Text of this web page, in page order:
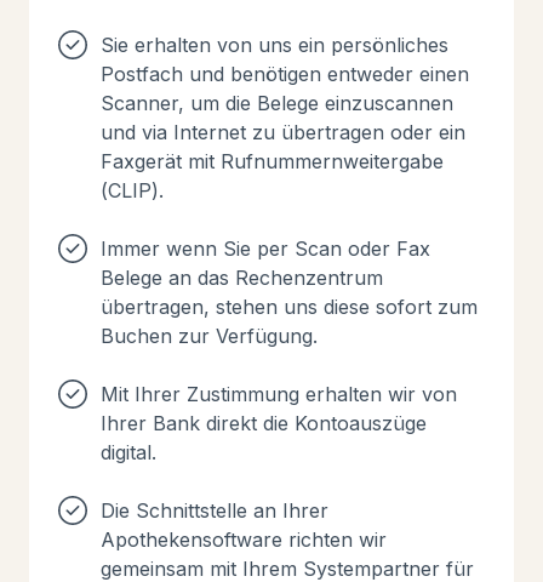
Sie erhalten von uns ein persönliches
Postfach und benötigen entweder einen
Scanner, um die Belege einzuscannen
und via Internet zu übertragen oder ein
Faxgerät mit Rufnummernweitergabe
(CLIP).
Immer wenn Sie per Scan oder Fax
Belege an das Rechenzentrum
übertragen, stehen uns diese sofort zum
Buchen zur Verfügung.
Mit Ihrer Zustimmung erhalten wir von
Ihrer Bank direkt die Kontoauszüge
digital.
Die Schnittstelle an Ihrer
Apothekensoftware richten wir
gemeinsam mit Ihrem Systempartner für